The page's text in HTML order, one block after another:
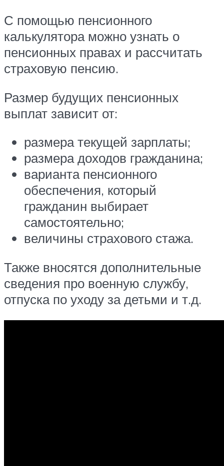
С помощью пенсионного
калькулятора можно узнать о
пенсионных правах и рассчитать
страховую пенсию.
Размер будущих пенсионных
выплат зависит от:
размера текущей зарплаты;
размера доходов гражданина;
варианта пенсионного
обеспечения, который
гражданин выбирает
самостоятельно;
величины страхового стажа.
Также вносятся дополнительные
сведения про военную службу,
отпуска по уходу за детьми и т.д.